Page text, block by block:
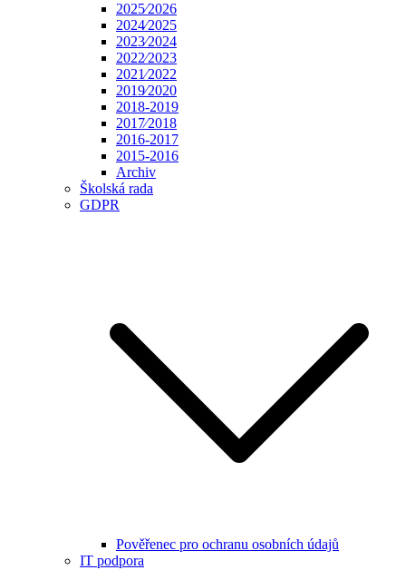
2025⁄2026
2024⁄2025
2023⁄2024
2022⁄2023
2021⁄2022
2019⁄2020
2018-2019
2017⁄2018
2016-2017
2015-2016
Archiv
Školská rada
GDPR
Pověřenec pro ochranu osobních údajů
IT podpora